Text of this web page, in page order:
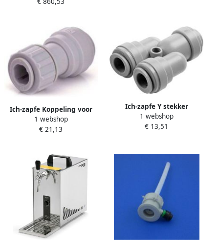
Line NC Adapter
Ich-zapfe Koppeling voor
slang aansluiting 3 8 buis x
5 16 voeding slangadapter
1 webshop
€ 21,13
Ich-zapfe Y stekker
aansluiting voor slang 5 16
1 webshop
€ 13,51